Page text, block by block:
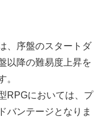
、序盤のスタートダ
以降の難易度上昇を
。
RPGにおいては、プ
バンテージとなりま